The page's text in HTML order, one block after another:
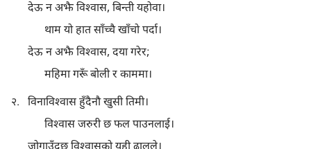
देऊ न अझै विश्‍वास, बिन्ती यहोवा।
थाम यो हात साँच्चै खाँचो पर्दा।
देऊ न अझै विश्‍वास, दया गरेर;
महिमा गरूँ बोली र काममा।
२.
विनाविश्‍वास हुँदैनौ खुसी तिमी।
विश्‍वास जरुरी छ फल पाउनलाई।